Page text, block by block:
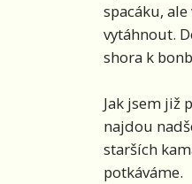
spacáku,
vytáhnout.
shora k
Jak jsem již
najdou
starších
potkáváme.